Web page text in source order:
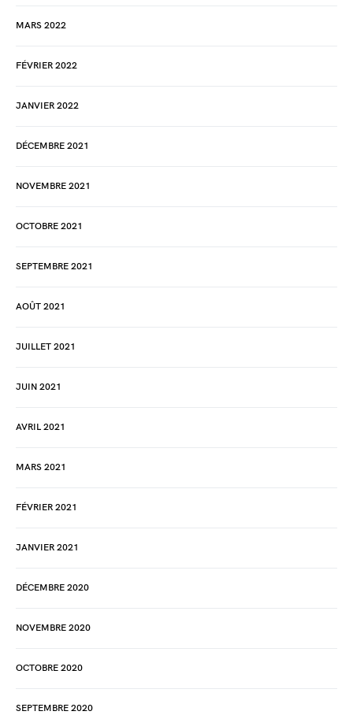
MARS 2022
FÉVRIER 2022
JANVIER 2022
DÉCEMBRE 2021
NOVEMBRE 2021
OCTOBRE 2021
SEPTEMBRE 2021
AOÛT 2021
JUILLET 2021
JUIN 2021
AVRIL 2021
MARS 2021
FÉVRIER 2021
JANVIER 2021
DÉCEMBRE 2020
NOVEMBRE 2020
OCTOBRE 2020
SEPTEMBRE 2020